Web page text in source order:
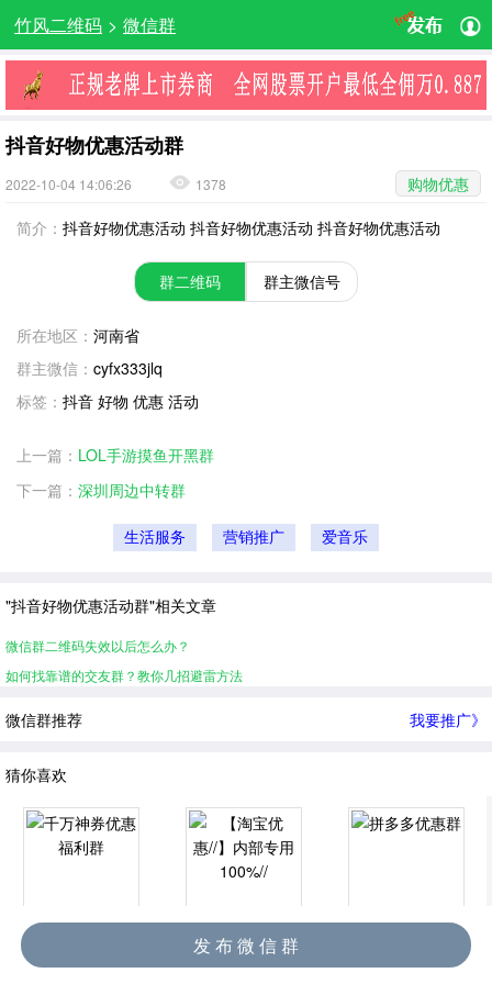
竹风二维码 > 微信群
抖音好物优惠活动群
2022-10-04 14:06:26 1378
购物优惠
简介： 抖音好物优惠活动 抖音好物优惠活动 抖音好物优惠活动
群二维码 群主微信号
所在地区： 河南省
群主微信： cyfx333jlq
标签： 抖音 好物 优惠 活动
上一篇： LOL手游摸鱼开黑群
下一篇： 深圳周边中转群
生活服务 营销推广 爱音乐
"抖音好物优惠活动群"相关文章
微信群二维码失效以后怎么办？
如何找靠谱的交友群？教你几招避雷方法
微信群推荐 我要推广》
猜你喜欢
千万神券优惠福利群 【淘宝优惠//】内部专用100%//
发 布 微 信 群